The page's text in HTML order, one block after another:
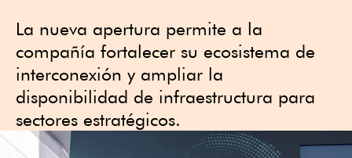
La nueva apertura permite a la
compañía fortalecer su ecosistema de
interconexión y ampliar la
disponibilidad de infraestructura para
sectores estratégicos.